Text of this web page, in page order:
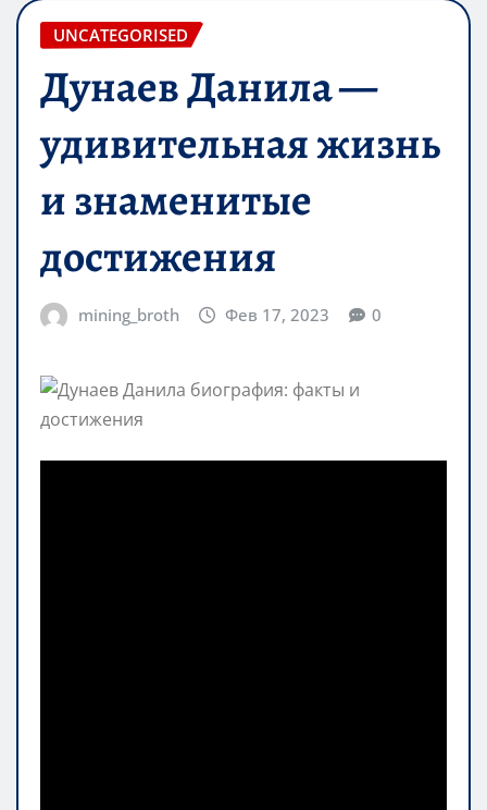
UNCATEGORISED
Дунаев Данила —
удивительная жизнь
и знаменитые
достижения
mining_broth Фев 17, 2023 0